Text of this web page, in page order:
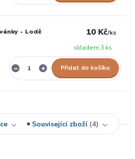
- Lodě 10 Kč/ks
skladem 3 ks
Přidat do košíku
Související zboží 4